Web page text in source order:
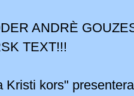
ANDRÈ
TEXT!!!
Kristi kors"